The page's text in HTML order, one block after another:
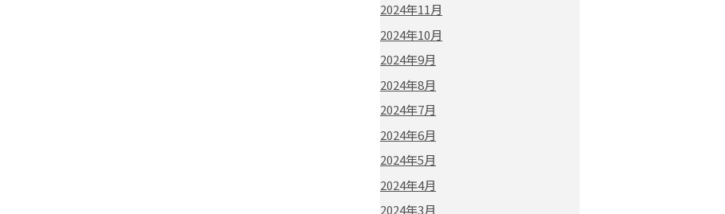
2024年11月
2024年10月
2024年9月
2024年8月
2024年7月
2024年6月
2024年5月
2024年4月
2024年3月